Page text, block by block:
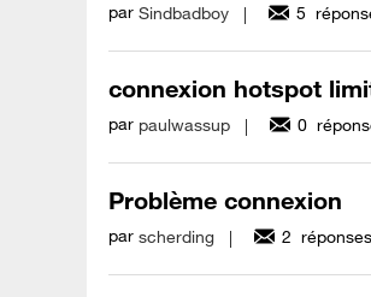
par Sindbadboy 5
connexion hotspot
par paulwassup 0
Problème connexion
par scherding 2 réponses